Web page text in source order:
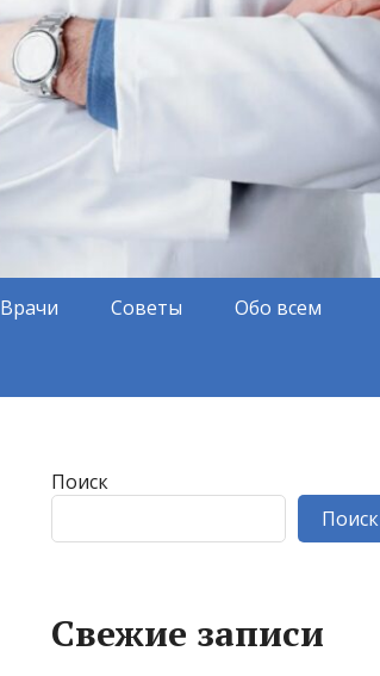
Врачи Советы Обо всем
Поиск
Поиск
Свежие записи